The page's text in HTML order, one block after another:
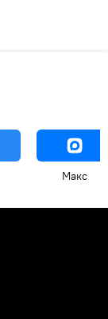
Макс